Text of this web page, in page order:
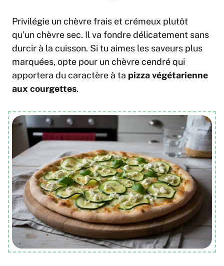
Privilégie un chèvre frais et crémeux plutôt
qu’un chèvre sec. Il va fondre délicatement sans
durcir à la cuisson. Si tu aimes les saveurs plus
marquées, opte pour un chèvre cendré qui
apportera du caractère à ta pizza végétarienne
aux courgettes.